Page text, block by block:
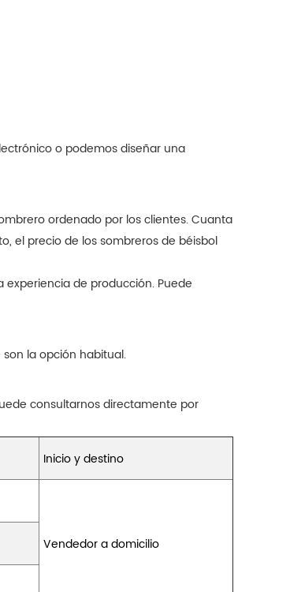
o podemos diseñar una
ordenado por los clientes. Cuanta
el precio de los sombreros de béisbol
de producción. Puede
la opción habitual.
consultarnos directamente por
Inicio y destino
Vendedor a domicilio